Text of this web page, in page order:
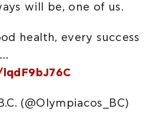
will be, one of us.
health, every success
(@Olympiacos_BC)